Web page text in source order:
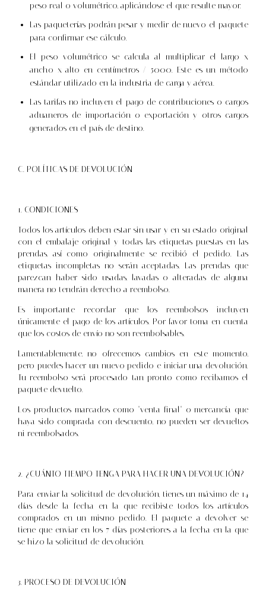
peso real o volumétrico, aplicándose el que resulte mayor.
Las paqueterías podrán pesar y medir de nuevo el paquete
para confirmar ese cálculo.
El peso volumétrico se calcula al multiplicar el largo x
ancho x alto en centímetros / 5000. Este es un método
estándar utilizado en la industria de carga y aérea.
Las tarifas no incluyen el pago de contribuciones o cargos
aduaneros de importación o exportación y otros cargos
generados en el país de destino.
C. POLÍTICAS DE DEVOLUCIÓN
1. CONDICIONES
Todos los artículos deben estar sin usar y en su estado original
con el embalaje original y todas las etiquetas puestas en las
prendas, así como originalmente se recibió el pedido. Las
etiquetas incompletas no serán aceptadas. Las prendas que
parezcan haber sido usadas, lavadas o alteradas de alguna
manera no tendrán derecho a reembolso.
Es importante recordar que los reembolsos incluyen
únicamente el pago de los artículos. Por favor toma en cuenta
que los costos de envío no son reembolsables.
Lamentablemente, no ofrecemos cambios en este momento,
pero puedes hacer un nuevo pedido e iniciar una devolución.
Tu reembolso será procesado tan pronto como recibamos el
paquete devuelto.
Los productos marcados como "venta final" o mercancía que
haya sido comprada con descuento, no pueden ser devueltos
ni reembolsados.
2. ¿CUÁNTO TIEMPO TENGA PARA HACER UNA DEVOLUCIÓN?
Para enviar la solicitud de devolución, tienes un máximo de 14
días desde la fecha en la que recibiste todos los artículos
comprados en un mismo pedido. El paquete a devolver se
tiene que enviar en los 7 días posteriores a la fecha en la que
se hizo la solicitud de devolución.
3. PROCESO DE DEVOLUCIÓN